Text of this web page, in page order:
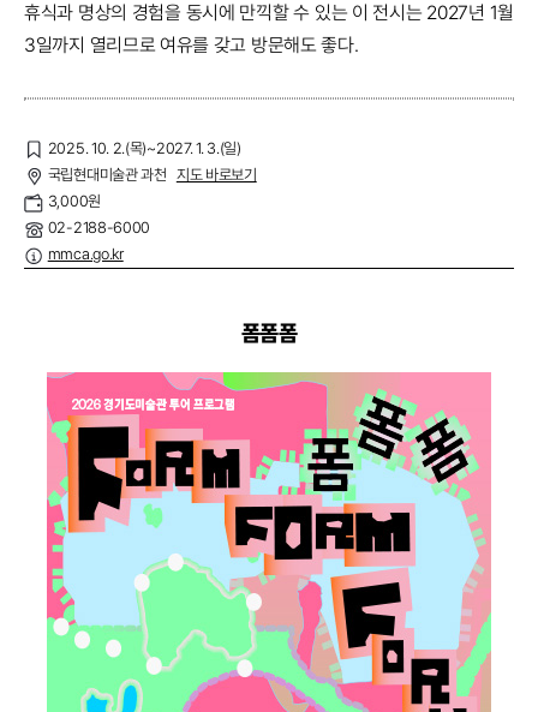
휴식과 명상의 경험을 동시에 만끽할 수 있는 이 전시는 2027년 1월
3일까지 열리므로 여유를 갖고 방문해도 좋다.
2025. 10. 2.(목)~2027. 1. 3.(일)
국립현대미술관 과천 지도 바로보기
3,000원
02-2188-6000
mmca.go.kr
폼폼폼